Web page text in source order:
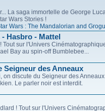
La saga immortelle de George
Wars Stories !
Wars : The Mandalorian and Grogu
Hasbro - Mattel
Tout sur l'Univers
Bay au spin-off Bumblebee...
Seigneur des Anneaux
on discute du Seigneur des
Le parler noir est interdit.
! Tout sur l'Univers